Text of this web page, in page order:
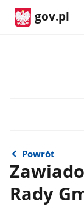
gov.pl
Powrót
Rady